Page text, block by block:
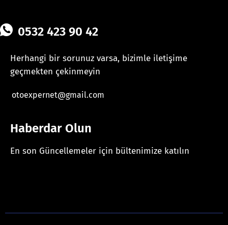
0532 423 90 42
Herhangi bir sorunuz varsa, bizimle iletişime
geçmekten çekinmeyin
otoexpernet@gmail.com
Haberdar Olun
En son Güncellemeler için bültenimize katılın